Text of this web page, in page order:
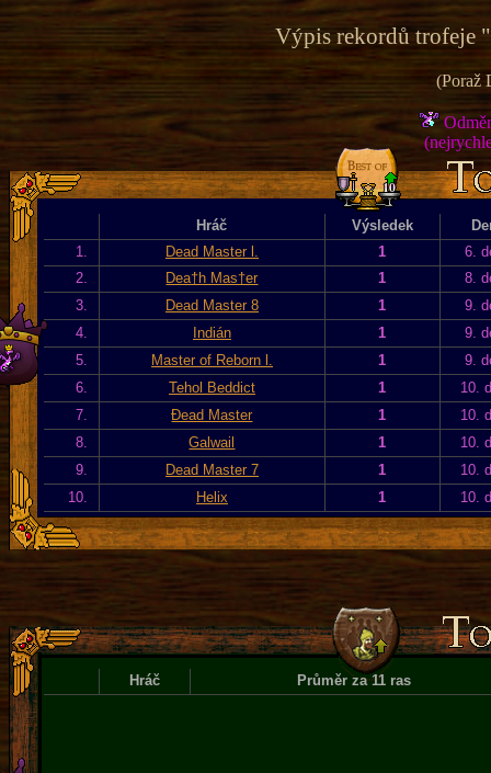
Výpis rekordů trofeje "
(Poraž
Hráč Výsledek
1.
Dead Master l. 1
6.
2.
Dea†h Mas†er 1
8.
3.
Dead Master 8 1
9.
4.
Indián 1
9.
5.
Master of Reborn l. 1
9.
6.
Tehol Beddict 1
10.
7.
Đead Master 1
10.
8.
Galwail 1
10.
9.
Dead Master 7 1
10.
10.
Helix 1 10.
Hráč Průměr za 11 ras